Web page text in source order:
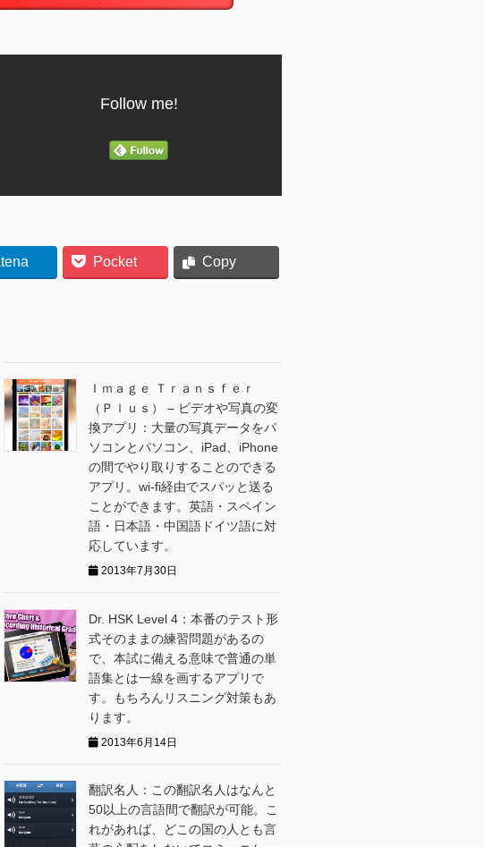
Follow me!
Pocket Copy
Ｉｍａｇｅ Ｔｒａｎｓｆｅｒ
（Ｐｌｕｓ） – ビデオや写真の変
換アプリ：大量の写真データをパ
ソコンとパソコン、iPad、iPhone
の間でやり取りすることのできる
アプリ。wi-fi経由でスパッと送る
ことができます。英語・スペイン
語・日本語・中国語ドイツ語に対
応しています。
2013年7月30日
Dr. HSK Level 4：本番のテスト形
式そのままの練習問題があるの
で、本試に備える意味で普通の単
語集とは一線を画するアプリで
す。もちろんリスニング対策もあ
ります。
2013年6月14日
翻訳名人：この翻訳名人はなんと
50以上の言語間で翻訳が可能。こ
れがあれば、どこの国の人とも言